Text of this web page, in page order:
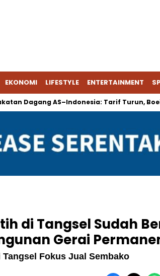
EKONOMI LIFESTYLE ENTERTAINMENT
AS–Indonesia: Tarif Turun, Boeing &
di Tangsel Sudah
Gerai
Fokus Jual Sembako